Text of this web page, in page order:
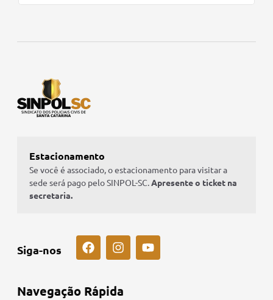
Estacionamento
Se você é associado, o estacionamento para visitar a
sede será pago pelo SINPOL-SC.Apresente o ticket na
secretaria.
Siga-nos
Navegação Rápida